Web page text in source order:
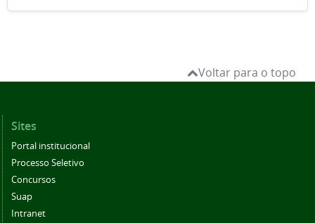
Voltar para o topo
Sites
Portal institucional
Processo Seletivo
Concursos
Suap
Intranet